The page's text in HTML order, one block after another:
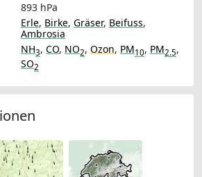
893 hPa
Erle, Birke, Gräser, Beifuss,
Ambrosia
NH3, CO, NO2, Ozon, PM10, PM2.5,
SO2